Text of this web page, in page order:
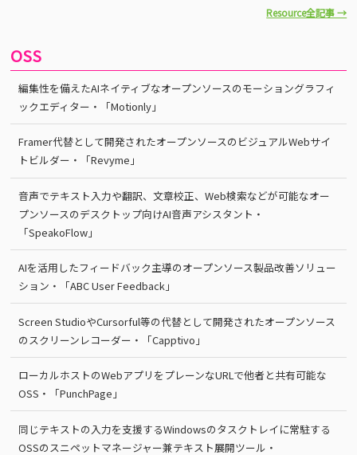
Resource全記事 →
OSS
編集性を備えたAIネイティブなオープンソースのモーショングラフィ
ックエディター・「Motionly」
Framer代替として開発されたオープンソースのビジュアルWebサイ
トビルダー・「Revyme」
音声でテキスト入力や翻訳、文章校正、Web検索などが可能なオー
プンソースのデスクトップ向けAI音声アシスタント・
「SpeakoFlow」
AIを活用したフィードバック主導のオープンソース製品改善ソリュー
ション・「ABC User Feedback」
Screen StudioやCursorful等の代替として開発されたオープンソース
のスクリーンレコーダー・「Capptivo」
ローカルホストのWebアプリをプレーンなURLで他者と共有可能な
OSS・「PunchPage」
同じテキストの入力を支援するWindowsのタスクトレイに常駐する
OSSのスニペットマネージャー兼テキスト展開ツール・